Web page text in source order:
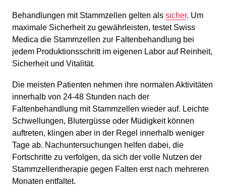
Behandlungen mit Stammzellen gelten als sicher. Um
maximale Sicherheit zu gewährleisten, testet Swiss
Medica die Stammzellen zur Faltenbehandlung bei
jedem Produktionsschritt im eigenen Labor auf Reinheit,
Sicherheit und Vitalität.
Die meisten Patienten nehmen ihre normalen Aktivitäten
innerhalb von 24-48 Stunden nach der
Faltenbehandlung mit Stammzellen wieder auf. Leichte
Schwellungen, Blutergüsse oder Müdigkeit können
auftreten, klingen aber in der Regel innerhalb weniger
Tage ab. Nachuntersuchungen helfen dabei, die
Fortschritte zu verfolgen, da sich der volle Nutzen der
Stammzellentherapie gegen Falten erst nach mehreren
Monaten entfaltet.